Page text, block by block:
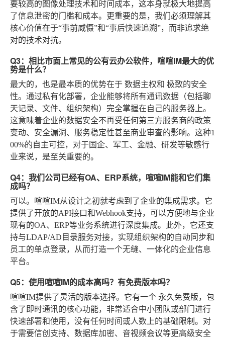
要较高的图像处理技术和时间成本，这本身就极大地提高
了信息泄密的门槛和成本。更重要的是，我们必须理解其
核心价值在于“事前威慑”和“事后快速追溯”，而非追求绝
对的技术对抗。
Q3：相比市面上常见的公有云办公软件，喧喧IM最大的优
势是什么？
最大的，也是最本质的优势在于 数据主权和 极致的安全
性。通过私有化部署，企业能够将所有通讯数据（包括聊
天记录、文件、组织架构）完全掌握在自己的服务器上。
这意味着企业的数据安全不再受任何第三方服务商的政策
变动、安全漏洞、服务稳定性甚至商业审查的影响。这种1
00%的自主可控，对于国企、军工、金融、研发等敏感行
业来说，是至关重要的。
Q4：我们公司已经有OA、ERP系统，喧喧IM能和它们集
成吗？
可以。喧喧IM从设计之初就考虑到了企业的集成需求。它
提供了开放的API接口和Webhook支持，可以方便地与企业
现有的OA、ERP等业务系统进行深度集成。此外，它还支
持与LDAP/AD目录服务对接，实现组织架构的自动同步和
员工的单点登录，从而打造一个无缝、一体化的企业信息
平台。
Q5：使用喧喧IM的成本高吗？有免费版本吗？
喧喧IM提供了灵活的版本选择。它有一个 永久免费版，包
含了即时通讯的核心功能，非常适合中小团队或部门进行
快速部署和使用，没有任何时间或人数上的基础限制。对
于需要信创支持、数据库加密、音视频会议等更高级安全